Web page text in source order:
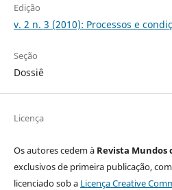
Edição
v. 2 n. 3 (2010): Processos e
Seção
Dossiê
Licença
Os autores cedem à Revista Mundos
exclusivos de primeira publicação,
licenciado sob a Licença Creative